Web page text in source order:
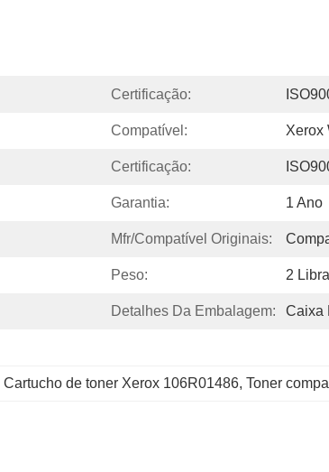
Certificação:
Compatível: Xerox
Certificação:
Garantia: 1 Ano
Mfr/compatível Originais:
Peso: 2
Detalhes Da Embalagem: Caixa
Cartucho de toner Xerox 106R01486, Toner